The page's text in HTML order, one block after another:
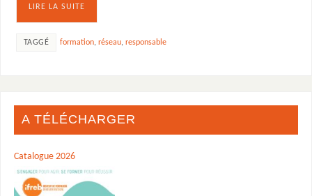
LIRE LA SUITE
TAGGÉ formation,réseau,responsable
A TÉLÉCHARGER
Catalogue 2026